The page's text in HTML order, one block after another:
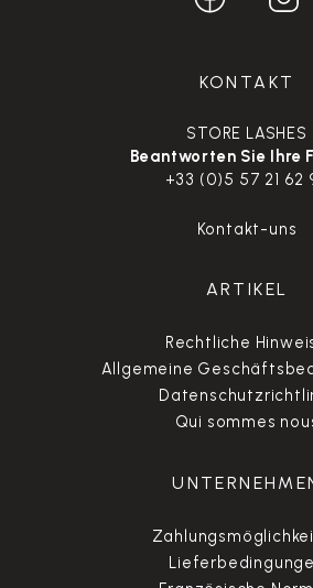
KONTAKT
STORE LASHES
Beantworten Sie Ihre
+33 (0)5 57 21 62
Kontakt-uns
ARTIKEL
Rechtliche
Allgemeine
Qui sommes